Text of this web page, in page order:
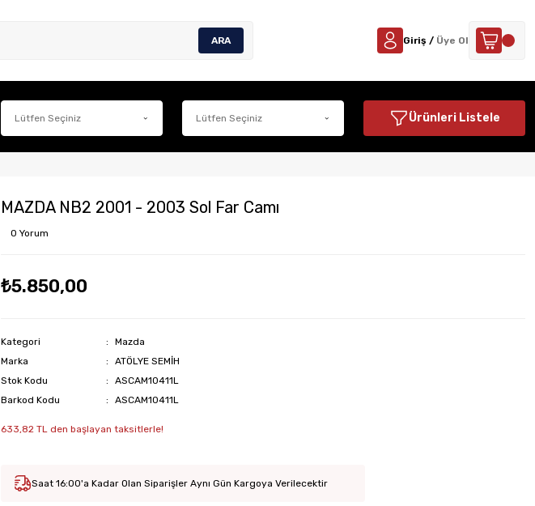
ARA Giriş / Üye Ol
Ürünleri Listele
MAZDA NB2 2001 - 2003 Sol Far Camı
0 Yorum
₺5.850,00
Kategori
Mazda
Marka
ATÖLYE SEMİH
Stok Kodu
ASCAM10411L
Barkod Kodu
ASCAM10411L
633,82 TL den başlayan taksitlerle!
Saat 16:00'a Kadar Olan Siparişler Aynı Gün Kargoya Verilecektir